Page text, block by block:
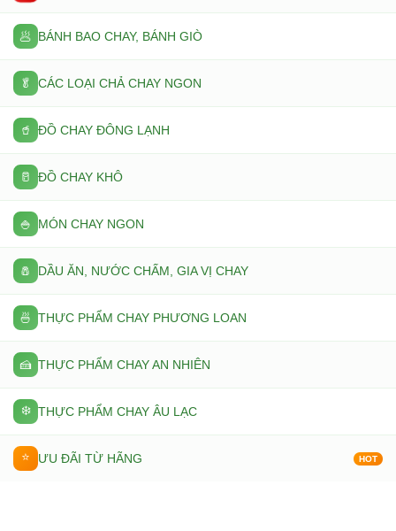
🥟 BÁNH BAO CHAY, BÁNH GIÒ
🥬 CÁC LOẠI CHẢ CHAY NGON
🥤 ĐỒ CHAY ĐÔNG LẠNH
🥛 ĐỒ CHAY KHÔ
🍚 MÓN CHAY NGON
🧂 DẦU ĂN, NƯỚC CHẤM, GIA VỊ CHAY
🍜 THỰC PHẨM CHAY PHƯƠNG LOAN
🍰 THỰC PHẨM CHAY AN NHIÊN
❄️ THỰC PHẨM CHAY ÂU LẠC
⭐ ƯU ĐÃI TỪ HÃNG HOT